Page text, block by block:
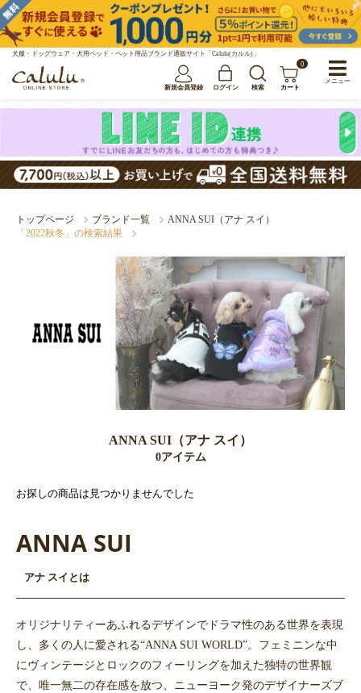
犬服・ドッグウェア・犬用ベッド・ペット用品ブランド通販サイト「Calulu(カルル)」
新規会員登録 ログイン 検索
0
カート
トップページ ブランド一覧
ANNA SUI（アナ スイ）
「2022秋冬」の検索結果
ANNA SUI（アナ スイ）
0アイテム
お探しの商品は見つかりませんでした
ANNA SUI
アナ スイとは
オリジナリティーあふれるデザインでドラマ性のある世界を表現
し、多くの人に愛される“ANNA SUI WORLD”。フェミニンな中
にヴィンテージとロックのフィーリングを加えた独特の世界観
で、唯一無二の存在感を放つ、ニューヨーク発のデザイナーズブ
メニュー